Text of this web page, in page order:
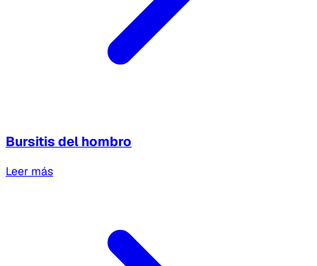
Bursitis del hombro
Leer más